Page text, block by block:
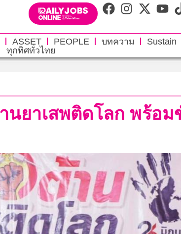
ASSET PEOPLE บทความ
ทุกทิศทั่วไทย
นยาเสพติดโลก พร้อ